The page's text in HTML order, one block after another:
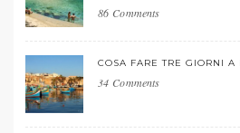
86 Comments
COSA FARE TRE GIORNI
34 Comments